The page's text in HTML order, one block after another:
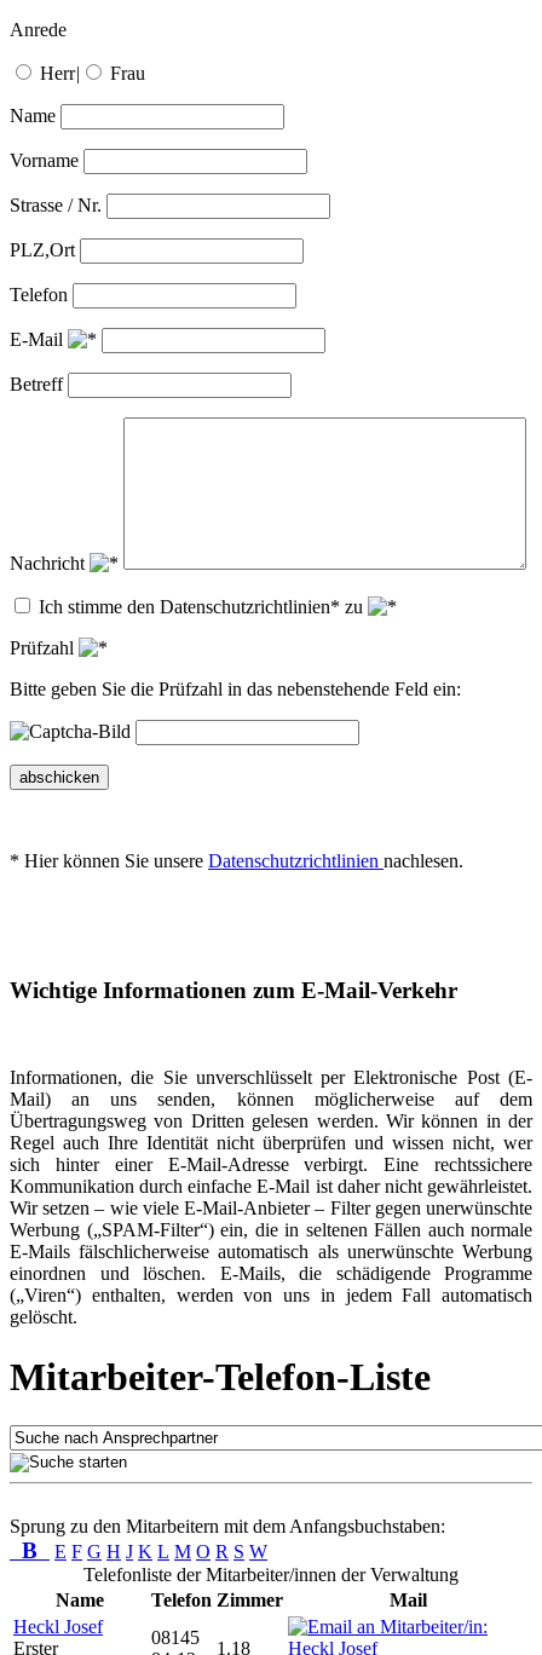
Anrede
Herr| Frau
Name
Vorname
Strasse / Nr.
PLZ,Ort
Telefon
E-Mail
Betreff
Nachricht
Ich stimme den Datenschutzrichtlinien* zu
Prüfzahl
Bitte geben Sie die Prüfzahl in das nebenstehende Feld ein:
abschicken
* Hier können Sie unsere Datenschutzrichtlinien nachlesen.
Wichtige Informationen zum E-Mail-Verkehr
Informationen, die Sie unverschlüsselt per Elektronische Post (E-
Mail) an uns senden, können möglicherweise auf dem
Übertragungsweg von Dritten gelesen werden. Wir können in der
Regel auch Ihre Identität nicht überprüfen und wissen nicht, wer
sich hinter einer E-Mail-Adresse verbirgt. Eine rechtssichere
Kommunikation durch einfache E-Mail ist daher nicht gewährleistet.
Wir setzen – wie viele E-Mail-Anbieter – Filter gegen unerwünschte
Werbung („SPAM-Filter“) ein, die in seltenen Fällen auch normale
E-Mails fälschlicherweise automatisch als unerwünschte Werbung
einordnen und löschen. E-Mails, die schädigende Programme
(„Viren“) enthalten, werden von uns in jedem Fall automatisch
gelöscht.
Mitarbeiter-Telefon-Liste
Sprung zu den Mitarbeitern mit dem Anfangsbuchstaben:
B E F G H J K L M O R S W
Telefonliste der Mitarbeiter/innen der Verwaltung
Name
Telefon Zimmer
Mail
Heckl Josef
Erster
08145
1.18